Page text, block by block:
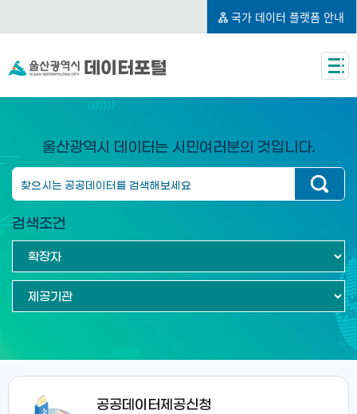
국가 데이터 플랫폼 안내
데이터포털
울산광역시 데이터는 시민여러분의 것입니다.
검색조건
공공데이터제공신청